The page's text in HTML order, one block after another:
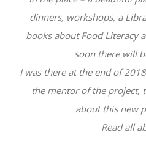
dinners, workshops, a
books about Food Literacy
soon there will
I was there at the end of
the mentor of the project,
about this new
Read all